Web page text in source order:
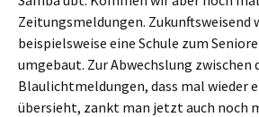
Zeitungsmeldungen. Zukunftsweisend
beispielsweise eine Schule zum
umgebaut. Zur Abwechslung zwischen
Blaulichtmeldungen, dass mal wieder
übersieht, zankt man jetzt auch noch